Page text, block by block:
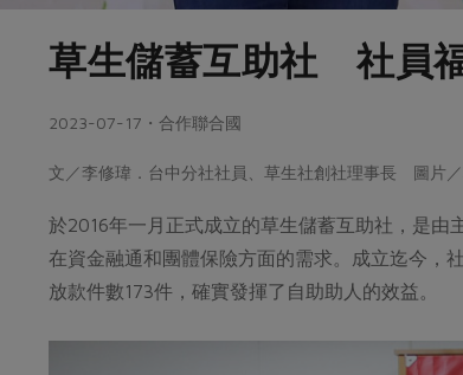
草生儲蓄互助社 社員
2023-07-17・合作聯合國
文／李修瑋．台中分社社員、草生社創社理事長 圖片
於2016年一月正式成立的草生儲蓄互助社，是由
在資金融通和團體保險方面的需求。成立迄今，
放款件數173件，確實發揮了自助助人的效益。